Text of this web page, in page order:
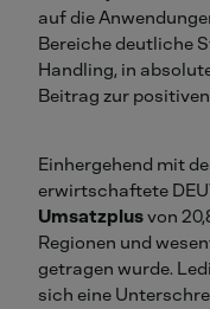
auf die
Bereiche deutliche
Handling, in
Beitrag zur
Einhergehend mit
erwirtschaftete
Umsatzplusvon
Regionen und
getragen wurde.
sich eine